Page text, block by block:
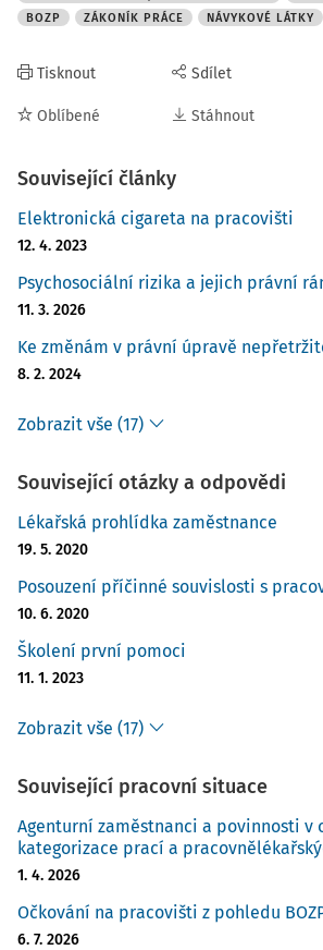
BOZP
ZÁKONÍK PRÁCE NÁVYKOVÉ LÁTKY
Tisknout
Oblíbené
Sdílet
Stáhnout
Související články
Elektronická cigareta na pracovišti
12. 4. 2023
Psychosociální rizika a jejich právní
11. 3. 2026
Ke změnám v právní úpravě
8. 2. 2024
Zobrazit vše (17)
Související otázky a odpovědi
Lékařská prohlídka zaměstnance
19. 5. 2020
Posouzení příčinné souvislosti s
10. 6. 2020
Školení první pomoci
11. 1. 2023
Zobrazit vše (17)
Související pracovní situace
Agenturní zaměstnanci a povinnosti v
kategorizace prací a
1. 4. 2026
Očkování na pracovišti z pohledu
6. 7. 2026